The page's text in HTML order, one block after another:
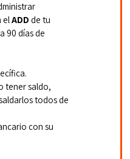
el ADD de tu
90 días de
tener saldo,
todos de
con su